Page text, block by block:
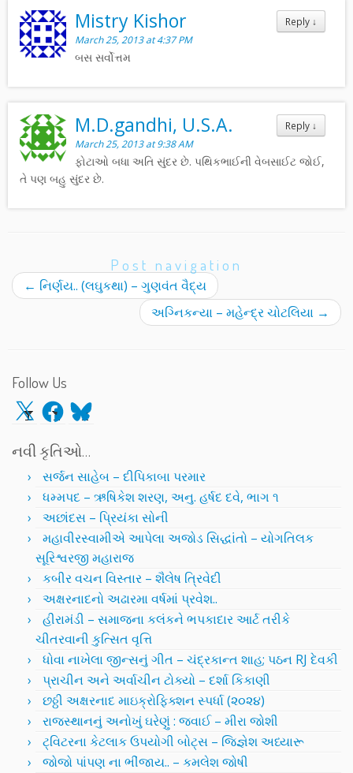
Reply ↓
Mistry Kishor
March 25, 2013 at 4:37 PM
બસ સર્વોત્તમ
Reply ↓
M.D.gandhi, U.S.A.
March 25, 2013 at 9:38 AM
ફોટાઓ બધા અતિ સુંદર છે. પથિકભાઈની વેબસાઈટ જોઈ,
તે પણ બહુ સુંદર છે.
Post navigation
← નિર્ણય.. (લઘુકથા) – ગુણવંત વૈદ્ય
અગ્નિકન્યા – મહેન્દ્ર ચોટલિયા →
Follow Us
X Facebook
Bluesky
નવી કૃતિઓ…
સર્જન સાહેબ – દીપિકાબા પરમાર
ધમ્મપદ – ઋષિકેશ શરણ, અનુ. હર્ષદ દવે, ભાગ ૧
અછાંદસ – પ્રિયંકા સોની
મહાવીરસ્વામીએ આપેલા અજોડ સિદ્ધાંતો – યોગતિલક
સૂરિશ્વરજી મહારાજ
કબીર વચન વિસ્તાર – શૈલેષ ત્રિવેદી
અક્ષરનાદનો અઢારમા વર્ષમાં પ્રવેશ..
હીરામંડી – સમાજના કલંકને ભપકાદાર આર્ટ તરીકે
ચીતરવાની કુત્સિત વૃત્તિ
ધોવા નાખેલા જીન્સનું ગીત – ચંદ્રકાન્ત શાહ; પઠન RJ દેવકી
પ્રાચીન અને અર્વાચીન ટોક્યો – દર્શા કિકાણી
છઠ્ઠી અક્ષરનાદ માઇક્રોફિક્શન સ્પર્ધા (૨૦૨૪)
રાજસ્થાનનું અનોખું ઘરેણું : જવાઈ – મીરા જોશી
ટ્વિટરના કેટલાક ઉપયોગી બોટ્સ – જિજ્ઞેશ અધ્યારૂ
જોજો પાંપણ ના ભીંજાય.. – કમલેશ જોષી